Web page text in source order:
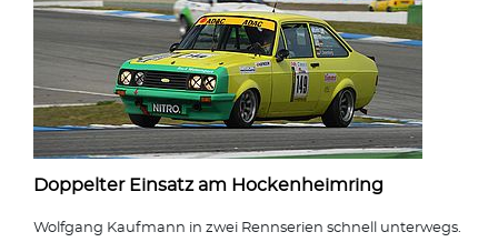
Doppelter Einsatz am Hockenheimring
Wolfgang Kaufmann in zwei Rennserien schnell unterwegs.